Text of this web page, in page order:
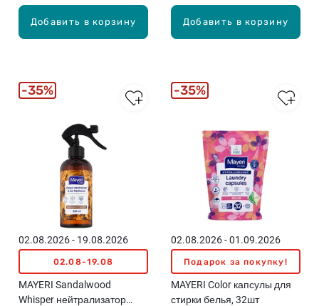
Добавить в корзину Добавить в корзину
02.08.2026 - 19.08.2026
02.08-19.08
MAYERI Sandalwood
Whisper нейтрализатор
35%
02.08.2026 - 01.09.2026
Подарок за покупку!
MAYERI Color капсулы для
стирки белья, 32шт
35%